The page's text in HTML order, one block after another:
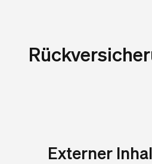
Externer